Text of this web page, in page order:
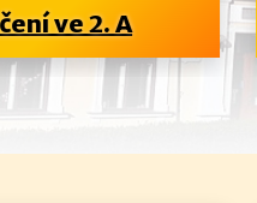
ve 2. A